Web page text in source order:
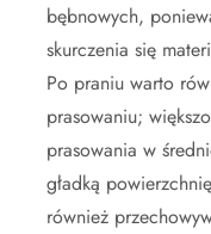
bębnowych,
skurczenia się
Po praniu warto
prasowaniu;
prasowania w
gładką
również